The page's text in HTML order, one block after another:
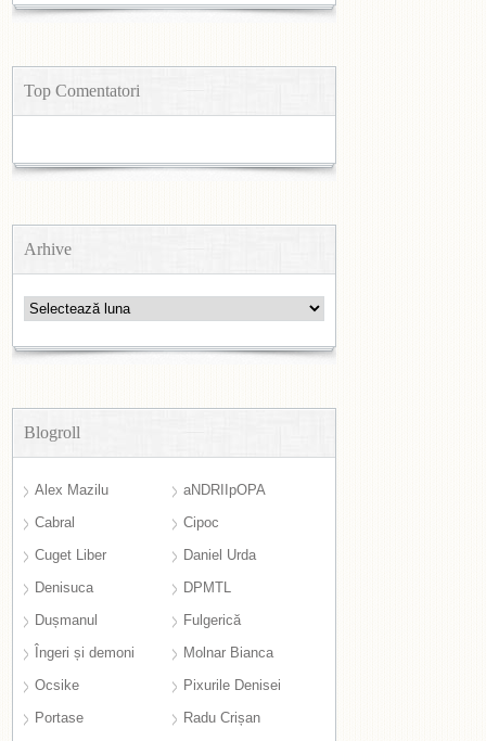
Top Comentatori
Arhive
Arhive
Blogroll
Alex Mazilu
aNDRIIpOPA
Cabral
Cipoc
Cuget Liber
Daniel Urda
Denisuca
DPMTL
Dușmanul
Fulgerică
Îngeri și demoni
Molnar Bianca
Ocsike
Pixurile Denisei
Portase
Radu Crișan